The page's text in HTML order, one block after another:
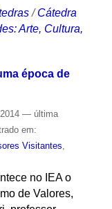
/Cátedra
Arte, Cultura,
época de
— última
em:
Visitantes,
no IEA o
de Valores,